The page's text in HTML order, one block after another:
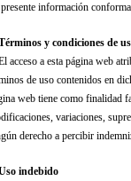
información
y condiciones de
acceso a esta página web
de uso contenidos en
web tiene como finalidad
variaciones,
derecho a percibir
indebido